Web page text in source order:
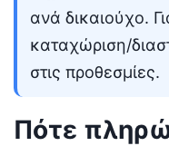
ανά δικαιούχο.
καταχώριση/
στις προθεσμίες.
Πότε